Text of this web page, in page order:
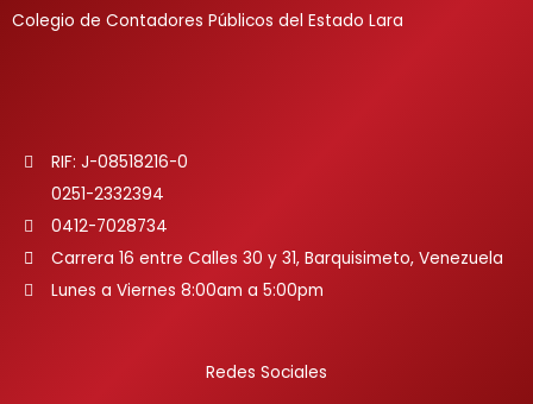
Colegio de Contadores Públicos del Estado Lara
RIF: J-08518216-0
0251-2332394
0412-7028734
Carrera 16 entre Calles 30 y 31, Barquisimeto, Venezuela
Lunes a Viernes 8:00am a 5:00pm
Redes Sociales